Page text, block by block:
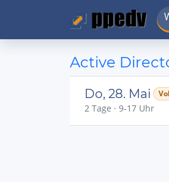
Active
Do, 28. Mai
2 Tage · 9-17 Uhr